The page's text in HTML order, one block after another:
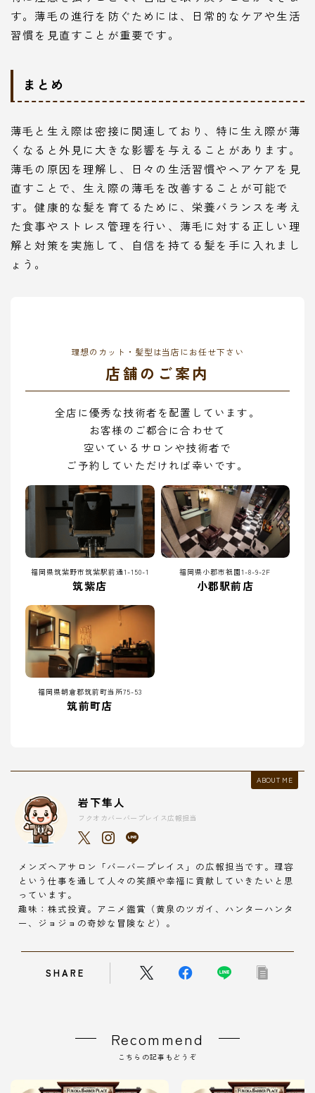
す。薄毛の進行を防ぐためには、日常的なケアや生活
習慣を見直すことが重要です。
まとめ
薄毛と生え際は密接に関連しており、特に生え際が薄
くなると外見に大きな影響を与えることがあります。
薄毛の原因を理解し、日々の生活習慣やヘアケアを見
直すことで、生え際の薄毛を改善することが可能で
す。健康的な髪を育てるために、栄養バランスを考え
た食事やストレス管理を行い、薄毛に対する正しい理
解と対策を実施して、自信を持てる髪を手に入れまし
ょう。
理想のカット・髪型は当店にお任せ下さい
店舗のご案内
全店に優秀な技術者を配置しています。
お客様のご都合に合わせて
空いているサロンや技術者で
ご予約していただければ幸いです。
福岡県筑紫野市筑紫駅前通1-150-1
筑紫店
福岡県小郡市祇園1-8-9-2F
小郡駅前店
福岡県朝倉郡筑前町当所75-53
筑前町店
ABOUT ME
岩下隼人
フクオカバーバープレイス広報担当
メンズヘアサロン「バーバープレイス」の広報担当です。理容
という仕事を通して人々の笑顔や幸福に貢献していきたいと思
っています。
趣味：株式投資。アニメ鑑賞（黄泉のツガイ、ハンターハンタ
ー、ジョジョの奇妙な冒険など）。
SHARE
Recommend
こちらの記事もどうぞ